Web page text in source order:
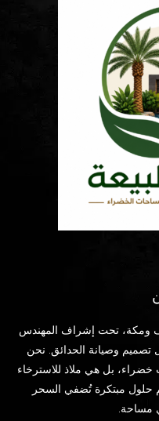
ومكة، تحت إشراف المهندس
تصميم وصيانة الحدائق. نحن
بل هي ملاذ للاسترخاء
حلول مبتكرة تُضفي السحر
مساحة.